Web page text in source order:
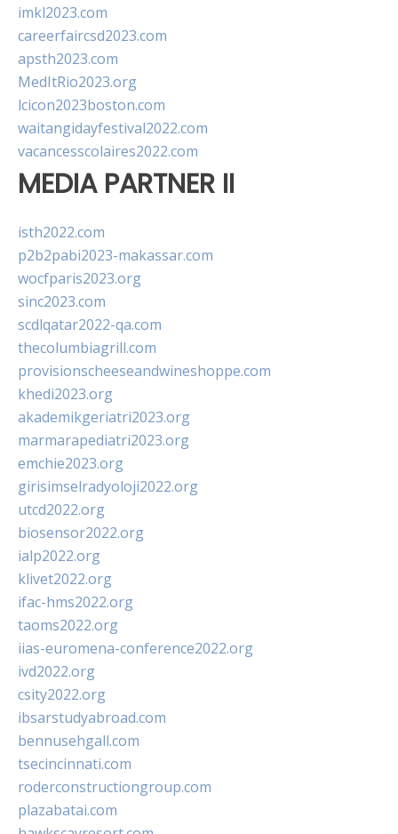
imkl2023.com
careerfaircsd2023.com
apsth2023.com
MedItRio2023.org
lcicon2023boston.com
waitangidayfestival2022.com
vacancesscolaires2022.com
MEDIA PARTNER II
isth2022.com
p2b2pabi2023-makassar.com
wocfparis2023.org
sinc2023.com
scdlqatar2022-qa.com
thecolumbiagrill.com
provisionscheeseandwineshoppe.com
khedi2023.org
akademikgeriatri2023.org
marmarapediatri2023.org
emchie2023.org
girisimselradyoloji2022.org
utcd2022.org
biosensor2022.org
ialp2022.org
klivet2022.org
ifac-hms2022.org
taoms2022.org
iias-euromena-conference2022.org
ivd2022.org
csity2022.org
ibsarstudyabroad.com
bennusehgall.com
tsecincinnati.com
roderconstructiongroup.com
plazabatai.com